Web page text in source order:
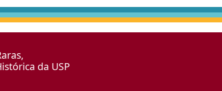
da USP